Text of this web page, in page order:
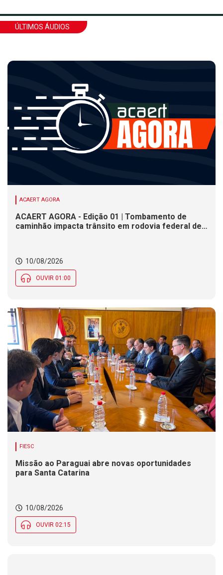
ÚLTIMOS ÁUDIOS
ACAERT AGORA
ACAERT AGORA - Edição 01 | Tombamento de
caminhão impacta trânsito em rodovia federal de
SC 10/08/2026
OUVIR 01:00
FIESC
Missão ao Paraguai abre novas oportunidades
para Santa Catarina
10/08/2026
OUVIR 02:15